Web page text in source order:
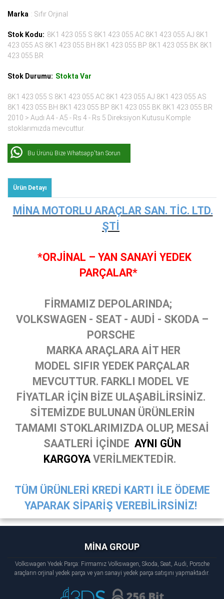
Marka : Sıfır Orjinal
Stok Kodu: 8K1 423 055 S 8K1 423 055 AC 8K1 423 055 AJ 8K1
423 055 AS 8K1 423 055 BH 8K1 423 055 BP 8K1 423 055 BK 8K1
423 055 BR
Stok Durumu: Stokta Var
8K1 423 055 S 8K1 423 055 AC 8K1 423 055 AJ 8K1 423 055 AS
8K1 423 055 BH 8K1 423 055 BP 8K1 423 055 BK 8K1 423 055 BR
2010 > Audı A4 - A5 - Rs 4 - Rs 5 Direksiyon Kutusu Komple
stoklarımızda mevcuttur.
Bu Ürünü Bize Whatsapp'tan Sorun
Ürün Detayı
MİNA MOTORLU ARAÇLAR SAN. TİC. LTD.
ŞTİ
*ORJİNAL – YAN SANAYİ YEDEK
PARÇALAR*
FİRMAMIZ DEPOLARINDA;
VOLKSWAGEN - SEAT - AUDİ - SKODA –
PORSCHE
MARKA ARAÇLARA AİT HER
MODEL SIFIR YEDEK PARÇALAR
MEVCUTTUR. FARKLI MODEL VE
FİYATLAR İÇİN BİZE ULAŞABİLİRSİNİZ.
SİTEMİZDE BULUNAN ÜRÜNLERİN
TAMAMI STOKLARIMIZDA OLUP, MESAİ
SAATLERİ İÇİNDE AYNI GÜN
KARGOYA VERİLMEKTEDİR.
TÜM ÜRÜNLERİ KREDİ KARTI İLE ÖDEME
YAPARAK SİPARİŞ VEREBİLİRSİNİZ!
MİNA GROUP
Volkswagen Yedek Parça: Firmamız Volkswagen, Skoda, Seat, Audi, Porsche
araçların orjinal yedek parça ve yan sanayi yedek parça satışını yapmaktadır.